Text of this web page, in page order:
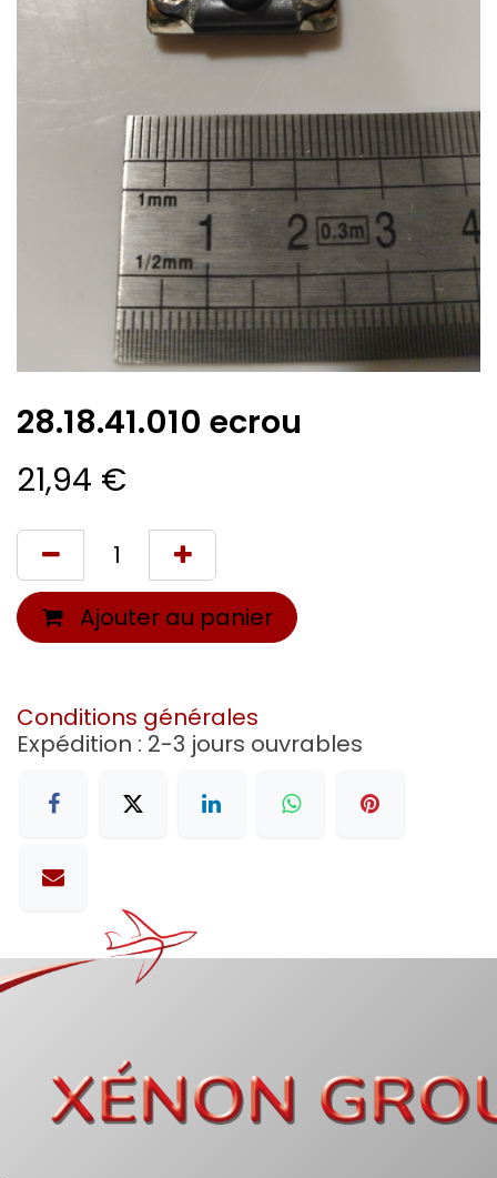
28.18.41.010 ecrou
21,94 €
Ajouter au panier
Conditions générales
Expédition : 2-3 jours ouvrables